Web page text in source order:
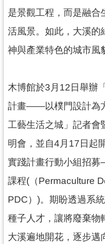
i
s
h
隱
政
站
安
全
政
策
政
府
站
料
是景觀工程，而是融合
活風景。如此，大溪的
神與產業特色的城市風
木博館於3月12日舉辦
計畫——以樸門設計為
工藝生活之城」記者會
明會，並自4月17日起
實踐計畫行動小組招
課程(（Permaculture
PDC）)。期盼透過系
種子人才，讓將廢棄物
大溪遍地開花，逐步邁